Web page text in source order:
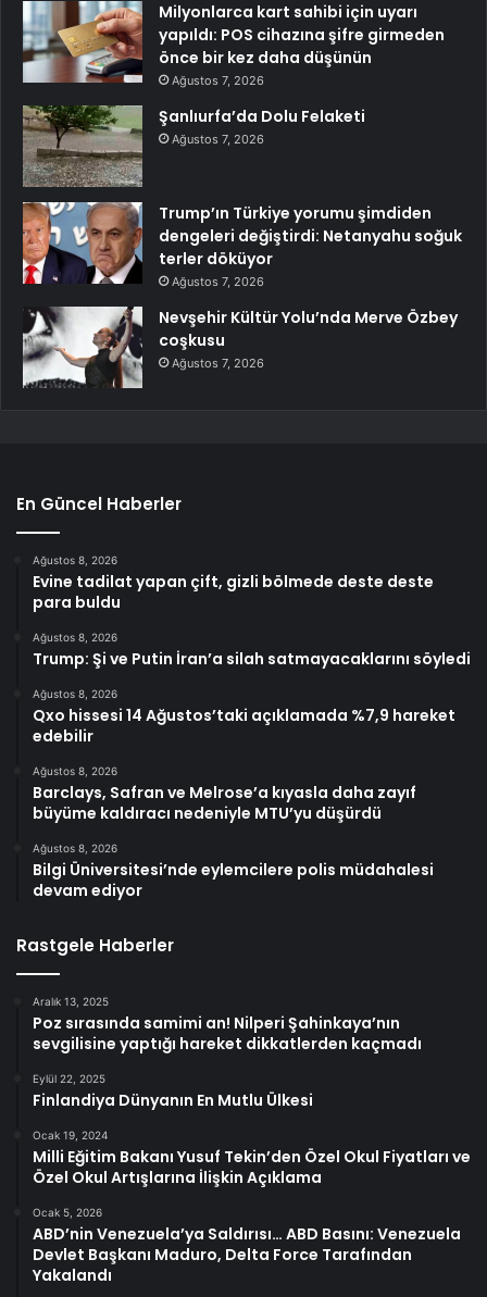
Milyonlarca kart sahibi için uyarı
yapıldı: POS cihazına şifre girmeden
önce bir kez daha düşünün
Ağustos 7, 2026
Şanlıurfa’da Dolu Felaketi
Ağustos 7, 2026
Trump’ın Türkiye yorumu şimdiden
dengeleri değiştirdi: Netanyahu soğuk
terler döküyor
Ağustos 7, 2026
Nevşehir Kültür Yolu’nda Merve Özbey
coşkusu
Ağustos 7, 2026
En Güncel Haberler
Ağustos 8, 2026
Evine tadilat yapan çift, gizli bölmede deste deste
para buldu
Ağustos 8, 2026
Trump: Şi ve Putin İran’a silah satmayacaklarını söyledi
Ağustos 8, 2026
Qxo hissesi 14 Ağustos’taki açıklamada %7,9 hareket
edebilir
Ağustos 8, 2026
Barclays, Safran ve Melrose’a kıyasla daha zayıf
büyüme kaldıracı nedeniyle MTU’yu düşürdü
Ağustos 8, 2026
Bilgi Üniversitesi’nde eylemcilere polis müdahalesi
devam ediyor
Rastgele Haberler
Aralık 13, 2025
Poz sırasında samimi an! Nilperi Şahinkaya’nın
sevgilisine yaptığı hareket dikkatlerden kaçmadı
Eylül 22, 2025
Finlandiya Dünyanın En Mutlu Ülkesi
Ocak 19, 2024
Milli Eğitim Bakanı Yusuf Tekin’den Özel Okul Fiyatları ve
Özel Okul Artışlarına İlişkin Açıklama
Ocak 5, 2026
ABD’nin Venezuela’ya Saldırısı… ABD Basını: Venezuela
Devlet Başkanı Maduro, Delta Force Tarafından
Yakalandı